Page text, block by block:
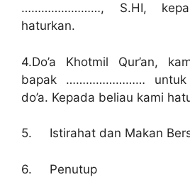
……………………, S.HI,
haturkan.
4.Do’a Khotmil Qur’an,
bapak …………………… untuk
do’a. Kepada beliau kami
5. Istirahat dan Makan
6. Penutup